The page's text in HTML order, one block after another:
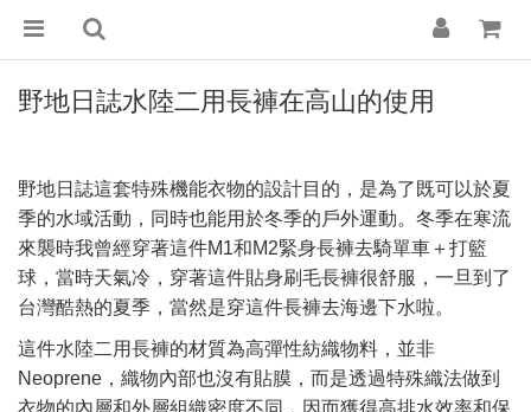
野地日誌水陸二用長褲在高山的使用
野地日誌這套特殊機能衣物的設計目的，是為了既可以於夏
季的水域活動，同時也能用於冬季的戶外運動。冬季在寒流
來襲時我曾經穿著這件M1和M2緊身長褲去騎單車＋打籃
球，當時天氣冷，穿著這件貼身刷毛長褲很舒服，一旦到了
台灣酷熱的夏季，當然是穿這件長褲去海邊下水啦。
這件水陸二用長褲的材質為高彈性紡織物料，並非
Neoprene ，織物內部也沒有貼膜，而是透過特殊織法做到